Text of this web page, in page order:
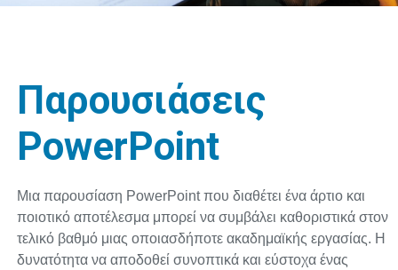
Παρουσιάσεις
PowerPoint
Μια παρουσίαση PowerPoint που διαθέτει ένα άρτιο και
ποιοτικό αποτέλεσμα μπορεί να συμβάλει καθοριστικά στον
τελικό βαθμό μιας οποιασδήποτε ακαδημαϊκής εργασίας. Η
δυνατότητα να αποδοθεί συνοπτικά και εύστοχα ένας